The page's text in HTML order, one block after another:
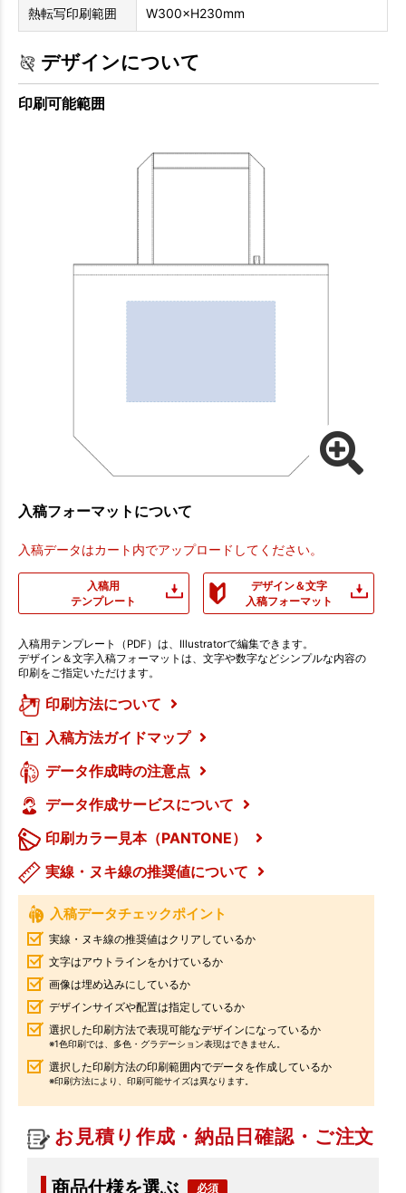
熱転写印刷範囲 W300×H230mm
デザインについて
印刷可能範囲
入稿フォーマットについて
入稿データはカート内でアップロードしてください。
入稿用
テンプレート
デザイン＆文字
入稿フォーマット
入稿用テンプレート（PDF）は、Illustratorで編集できます。
デザイン＆文字入稿フォーマットは、文字や数字などシンプルな内容の
印刷をご指定いただけます。
印刷方法について
入稿方法ガイドマップ
データ作成時の注意点
データ作成サービスについて
印刷カラー見本（PANTONE）
実線・ヌキ線の推奨値について
入稿データチェックポイント
実線・ヌキ線の推奨値はクリアしているか
文字はアウトラインをかけているか
画像は埋め込みにしているか
デザインサイズや配置は指定しているか
選択した印刷方法で表現可能なデザインになっているか
※1色印刷では、多色・グラデーション表現はできません。
選択した印刷方法の印刷範囲内でデータを作成しているか
※印刷方法により、印刷可能サイズは異なります。
お見積り作成・納品日確認・ご注文
商品仕様を選ぶ